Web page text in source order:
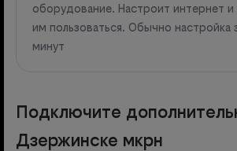
оборудование. Настроит интернет и
им пользоваться. Обычно настройка
минут
Подключите
Дзержинске мкрн